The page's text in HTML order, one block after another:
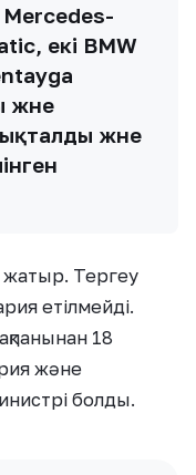
Mercedes-
екі BMW
және
жатыр. Тергеу
етілмейді.
18
және
болды.